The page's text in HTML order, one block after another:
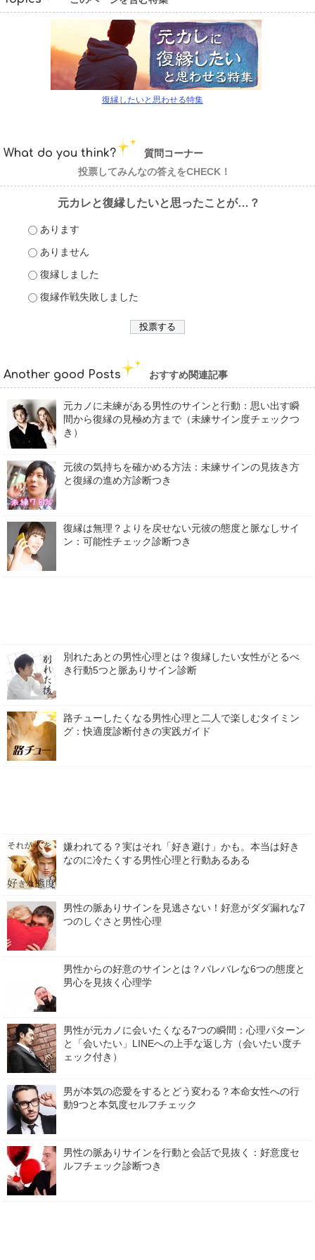
復縁したいと思わせる特集
What do you think?
質問コーナー
投票してみんなの答えをCHECK！
元カレと復縁したいと思ったことが…？
あります
ありません
復縁しました
復縁作戦失敗しました
Another good Posts おすすめ関連記事
元カノに未練がある男性のサインと行動：思い出す瞬
間から復縁の見極め方まで（未練サイン度チェックつ
き）
元彼の気持ちを確かめる方法：未練サインの見抜き方
と復縁の進め方診断つき
復縁は無理？よりを戻せない元彼の態度と脈なしサイ
ン：可能性チェック診断つき
別れたあとの男性心理とは？復縁したい女性がとるべ
き行動5つと脈ありサイン診断
路チューしたくなる男性心理と二人で楽しむタイミン
グ：快適度診断付きの実践ガイド
嫌われてる？実はそれ「好き避け」かも。本当は好き
なのに冷たくする男性心理と行動あるある
男性の脈ありサインを見逃さない！好意がダダ漏れな7
つのしぐさと男性心理
男性からの好意のサインとは？バレバレな6つの態度と
男心を見抜く心理学
男性が元カノに会いたくなる7つの瞬間：心理パターン
と「会いたい」LINEへの上手な返し方（会いたい度チ
ェック付き）
男が本気の恋愛をするとどう変わる？本命女性への行
動9つと本気度セルフチェック
男性の脈ありサインを行動と会話で見抜く：好意度セ
ルフチェック診断つき